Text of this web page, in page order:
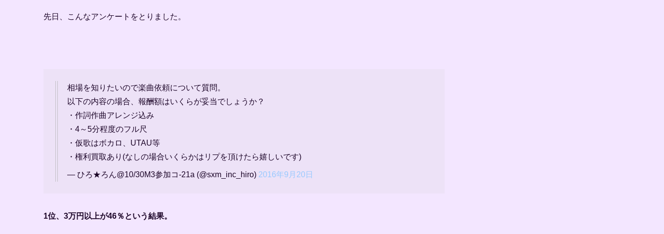
先日、こんなアンケートをとりました。
相場を知りたいので楽曲依頼について質問。
以下の内容の場合、報酬額はいくらが妥当でしょうか？
・作詞作曲アレンジ込み
・4～5分程度のフル尺
・仮歌はボカロ、UTAU等
・権利買取あり(なしの場合いくらかはリプを頂けたら嬉しいです)
— ひろ★ろん@10/30M3参加コ-21a (@sxm_inc_hiro) 2016年9月20日
1位、3万円以上が46％という結果。